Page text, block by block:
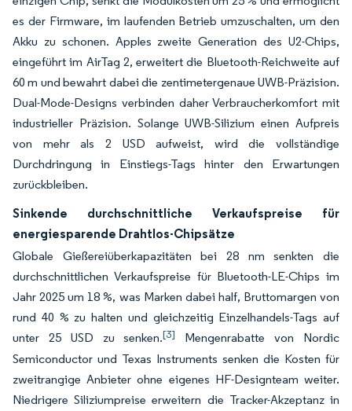
es der Firmware, im laufenden Betrieb umzuschalten, um den
Akku zu schonen. Apples zweite Generation des U2-Chips,
eingeführt im AirTag 2, erweitert die Bluetooth-Reichweite auf
60 m und bewahrt dabei die zentimetergenaue UWB-Präzision.
Dual-Mode-Designs verbinden daher Verbraucherkomfort mit
industrieller Präzision. Solange UWB-Silizium einen Aufpreis
von mehr als 2 USD aufweist, wird die vollständige
Durchdringung in Einstiegs-Tags hinter den Erwartungen
zurückbleiben.
Sinkende durchschnittliche Verkaufspreise für
energiesparende Drahtlos-Chipsätze
Globale Gießereiüberkapazitäten bei 28 nm senkten die
durchschnittlichen Verkaufspreise für Bluetooth-LE-Chips im
Jahr 2025 um 18 %, was Marken dabei half, Bruttomargen von
rund 40 % zu halten und gleichzeitig Einzelhandels-Tags auf
unter 25 USD zu senken.[3]
Mengenrabatte von Nordic
Semiconductor und Texas Instruments senken die Kosten für
zweitrangige Anbieter ohne eigenes HF-Designteam weiter.
Niedrigere Siliziumpreise erweitern die Tracker-Akzeptanz in